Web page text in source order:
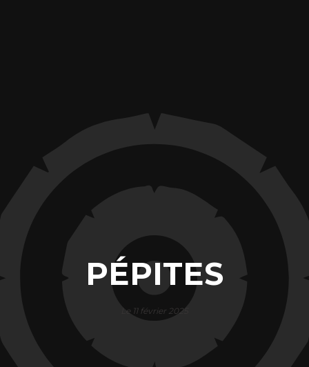
PÉPITES
Le 11 février 2025